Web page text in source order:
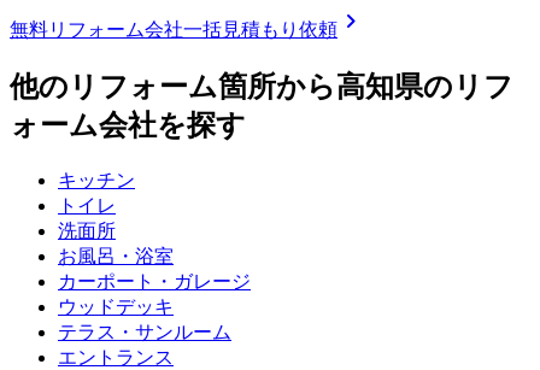
無料リフォーム会社一括見積もり依頼 chevron_right
他のリフォーム箇所から高知県のリフ
ォーム会社を探す
キッチン
トイレ
洗面所
お風呂・浴室
カーポート・ガレージ
ウッドデッキ
テラス・サンルーム
エントランス